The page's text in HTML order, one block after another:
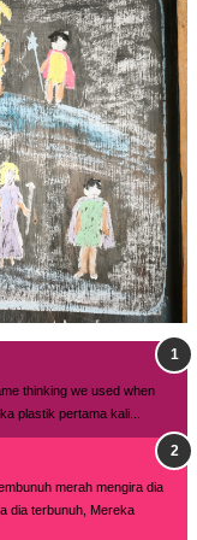
thinking we used when
plastik pertama kali...
merah mengira dia
dia terbunuh, Mereka